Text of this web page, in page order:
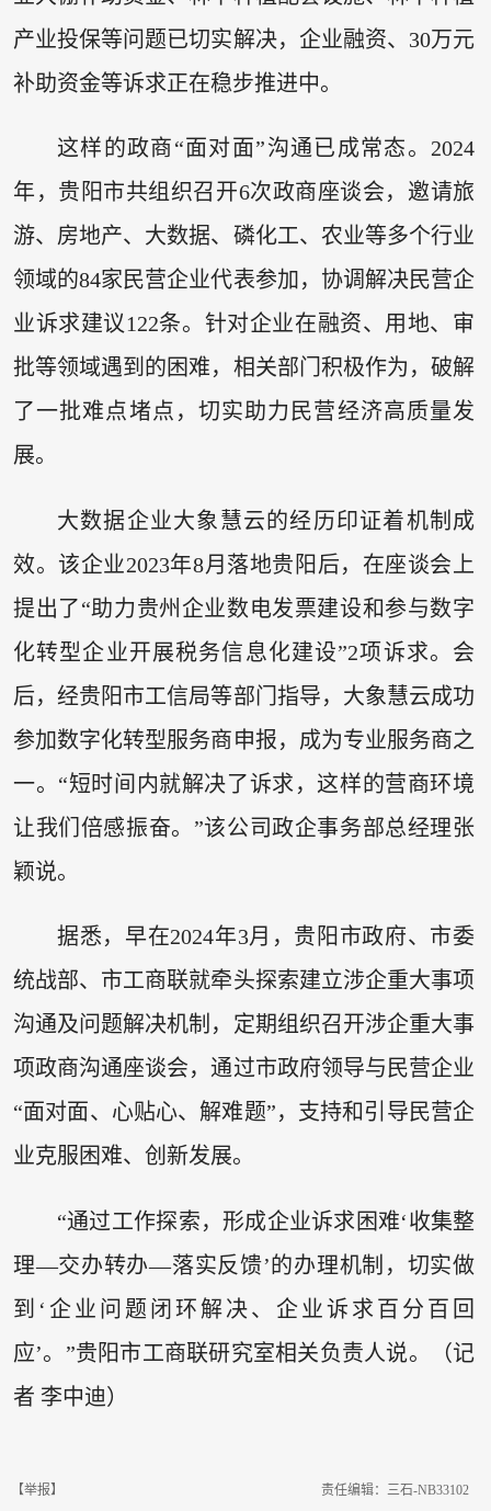
产业投保等问题已切实解决，企业融资、30万元
补助资金等诉求正在稳步推进中。
这样的政商“面对面”沟通已成常态。2024
年，贵阳市共组织召开6次政商座谈会，邀请旅
游、房地产、大数据、磷化工、农业等多个行业
领域的84家民营企业代表参加，协调解决民营企
业诉求建议122条。针对企业在融资、用地、审
批等领域遇到的困难，相关部门积极作为，破解
了一批难点堵点，切实助力民营经济高质量发
展。
大数据企业大象慧云的经历印证着机制成
效。该企业2023年8月落地贵阳后，在座谈会上
提出了“助力贵州企业数电发票建设和参与数字
化转型企业开展税务信息化建设”2项诉求。会
后，经贵阳市工信局等部门指导，大象慧云成功
参加数字化转型服务商申报，成为专业服务商之
一。“短时间内就解决了诉求，这样的营商环境
让我们倍感振奋。”该公司政企事务部总经理张
颖说。
据悉，早在2024年3月，贵阳市政府、市委
统战部、市工商联就牵头探索建立涉企重大事项
沟通及问题解决机制，定期组织召开涉企重大事
项政商沟通座谈会，通过市政府领导与民营企业
“面对面、心贴心、解难题”，支持和引导民营企
业克服困难、创新发展。
“通过工作探索，形成企业诉求困难‘收集整
理—交办转办—落实反馈’的办理机制，切实做
到‘企业问题闭环解决、企业诉求百分百回
应’。”贵阳市工商联研究室相关负责人说。（记
者 李中迪）
【举报】 责任编辑：三石-NB33102